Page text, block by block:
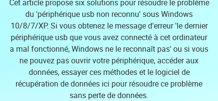
Cet article propose six solutions pour résoudre le problème
du 'périphérique usb non reconnu' sous Windows
10/8/7/XP. Si vous obtenez le message d'erreur 'le dernier
périphérique usb que vous avez connecté à cet ordinateur
a mal fonctionné, Windows ne le reconnaît pas' ou si vous
ne pouvez pas ouvrir votre périphérique, accéder aux
données, essayer ces méthodes et le logiciel de
récupération de données ici pour résoudre ce problème
sans perte de données.